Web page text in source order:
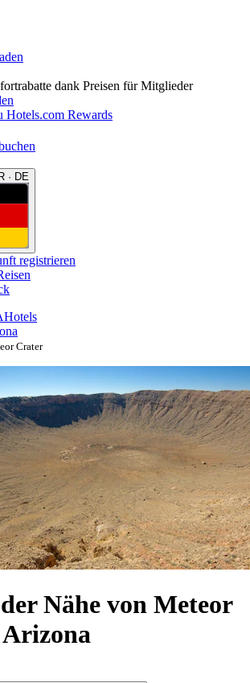
dank Preisen für Mitglieder
Hotels.com Rewards
· DE
registrieren
Hotels
Crater
Nähe von Meteor